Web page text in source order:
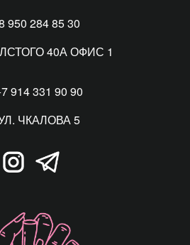
950 284 85 30
40А ОФИС 1
914 331 90 90
ЧКАЛОВА 5